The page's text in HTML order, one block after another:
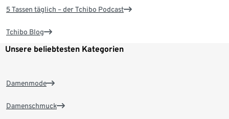
5 Tassen täglich – der Tchibo Podcast
Tchibo Blog
Unsere beliebtesten Kategorien
Damenmode
Damenschmuck